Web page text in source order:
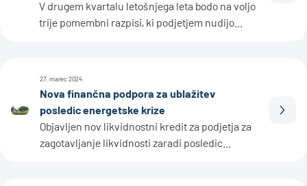
V drugem kvartalu letošnjega leta bodo na voljo
trije pomembni razpisi, ki podjetjem nudijo...
27. marec 2024
Nova finančna podpora za ublažitev
posledic energetske krize
Objavljen nov likvidnostni kredit za podjetja za
zagotavljanje likvidnosti zaradi posledic...